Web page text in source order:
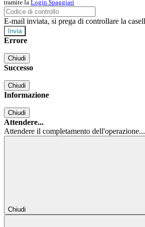
tramite la Login Spaggiari
E-mail inviata, si prega di controllare la
Errore
Chiudi
Successo
Chiudi
Informazione
Chiudi
Attendere...
Attendere il completamento dell'operazione...
Chiudi